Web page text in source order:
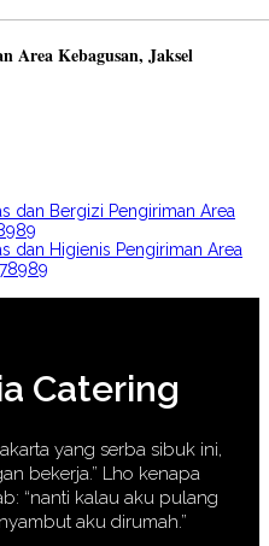
Area Kebagusan, Jaksel
dan Bergizi Pengiriman Area
dan Higienis Pengiriman Area
Catering
yang serba sibuk ini,
bekerja.” Lho kenapa
“nanti kalau aku pulang
aku dirumah.”